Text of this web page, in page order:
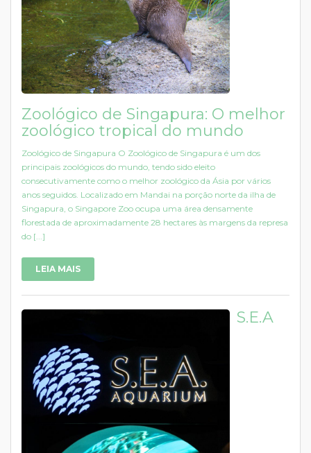
Zoológico de Singapura: O melhor
zoológico tropical do mundo
Zoológico de Singapura O Zoológico de Singapura é um dos
principais zoológicos do mundo, tendo sido eleito
consecutivamente como o melhor zoológico da Ásia por vários
anos seguidos. Localizado em Mandai na porção norte da ilha de
Singapura, o Singapore Zoo ocupa uma área densamente
florestada de aproximadamente 28 hectares às margens da represa
do [...]
LEIA MAIS
S.E.A